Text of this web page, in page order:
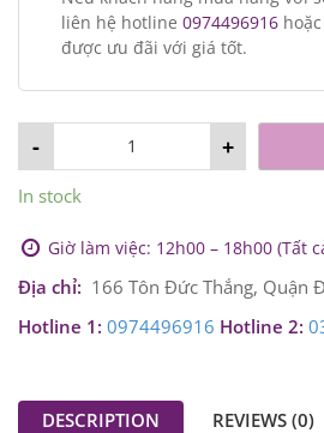
liên hệ hotline 0974496916 hoặc
được ưu đãi với giá tốt.
+
-
In stock
Giờ làm việc: 12h00 – 18h00 (Tất
Địa chỉ: 166 Tôn Đức Thắng, Quận
Hotline 1: 0974496916 Hotline 2:
DESCRIPTION REVIEWS (0)